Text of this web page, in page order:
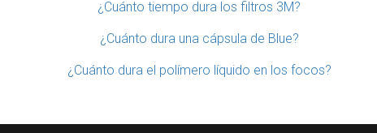
¿Cuánto tiempo dura los filtros 3M?
¿Cuánto dura una cápsula de Blue?
¿Cuánto dura el polímero líquido en los focos?